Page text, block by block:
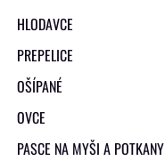
HLODAVCE
PREPELICE
OŠÍPANÉ
OVCE
PASCE NA MYŠI A POTKANY